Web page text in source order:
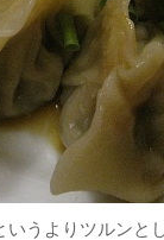
うよりツルンと